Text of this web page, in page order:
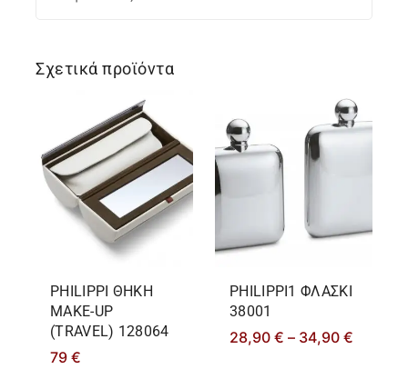
Σχετικά προϊόντα
PHILIPPΙ ΘΗΚΗ
MAKE-UP
(TRAVEL) 128064
79 €
PHILIPPΙ1 ΦΛΑΣΚΙ
38001
28,90 € – 34,90 €